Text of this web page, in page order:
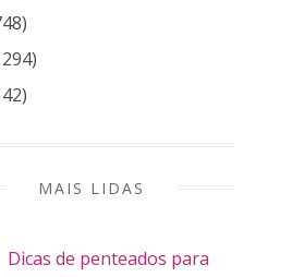
MAIS LIDAS
Dicas de penteados para